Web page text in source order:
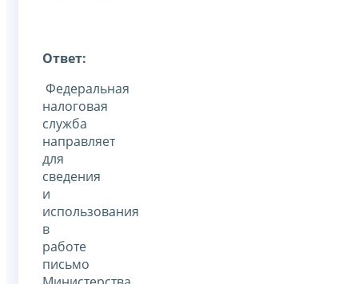
Ответ:
Федеральная
налоговая
служба
направляет
для
сведения
и
использования
в
работе
письмо